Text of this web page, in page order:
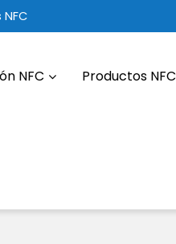
NFC Productos NFC